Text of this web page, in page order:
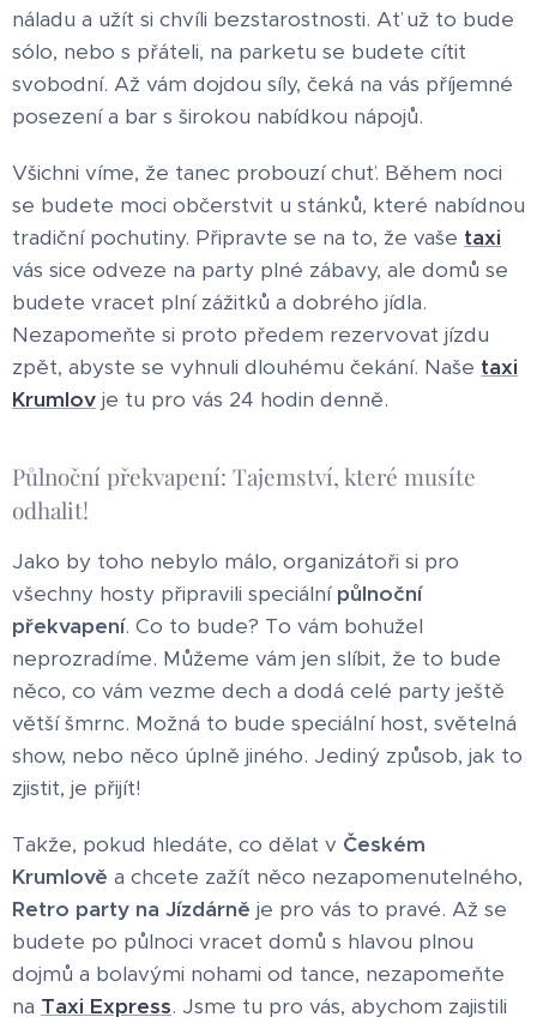
náladu a užít si chvíli bezstarostnosti. Ať už to bude
sólo, nebo s přáteli, na parketu se budete cítit
svobodní. Až vám dojdou síly, čeká na vás příjemné
posezení a bar s širokou nabídkou nápojů.
Všichni víme, že tanec probouzí chuť. Během noci
se budete moci občerstvit u stánků, které nabídnou
tradiční pochutiny. Připravte se na to, že vaše taxi
vás sice odveze na party plné zábavy, ale domů se
budete vracet plní zážitků a dobrého jídla.
Nezapomeňte si proto předem rezervovat jízdu
zpět, abyste se vyhnuli dlouhému čekání. Naše taxi
Krumlov je tu pro vás 24 hodin denně.
Půlnoční překvapení: Tajemství, které musíte
odhalit!
Jako by toho nebylo málo, organizátoři si pro
všechny hosty připravili speciální půlnoční
překvapení. Co to bude? To vám bohužel
neprozradíme. Můžeme vám jen slíbit, že to bude
něco, co vám vezme dech a dodá celé party ještě
větší šmrnc. Možná to bude speciální host, světelná
show, nebo něco úplně jiného. Jediný způsob, jak to
zjistit, je přijít!
Takže, pokud hledáte, co dělat v Českém
Krumlově a chcete zažít něco nezapomenutelného,
Retro party na Jízdárně je pro vás to pravé. Až se
budete po půlnoci vracet domů s hlavou plnou
dojmů a bolavými nohami od tance, nezapomeňte
na Taxi Express. Jsme tu pro vás, abychom zajistili